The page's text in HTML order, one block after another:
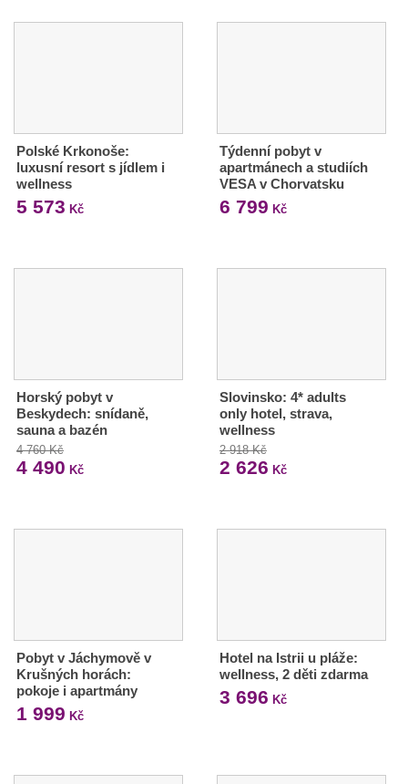
Polské Krkonoše:
luxusní resort s jídlem i
wellness
5 573 Kč
Týdenní pobyt v
apartmánech a studiích
VESA v Chorvatsku
6 799 Kč
Horský pobyt v
Beskydech: snídaně,
sauna a bazén
4 760 Kč
4 490 Kč
Slovinsko: 4* adults
only hotel, strava,
wellness
2 918 Kč
2 626 Kč
Pobyt v Jáchymově v
Krušných horách:
pokoje i apartmány
1 999 Kč
Hotel na Istrii u pláže:
wellness, 2 děti zdarma
3 696 Kč